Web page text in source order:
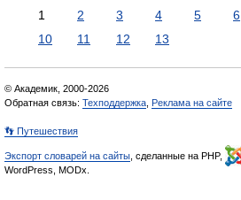
1 2 3 4 5 6
10
11 12 13
© Академик, 2000-2026
Обратная связь: Техподдержка Реклама на сайте
👣 Путешествия
Экспорт словарей на сайты , сделанные на PHP,
WordPress, MODx.